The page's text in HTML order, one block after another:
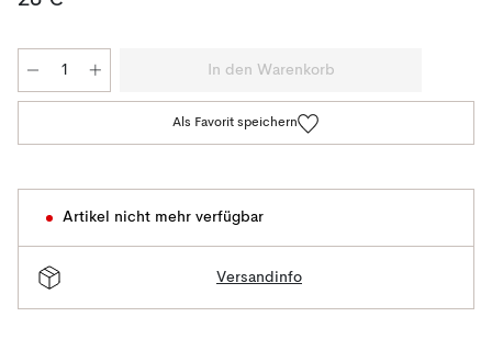
In den Warenkorb
Als Favorit speichern
Artikel nicht mehr verfügbar
Versandinfo